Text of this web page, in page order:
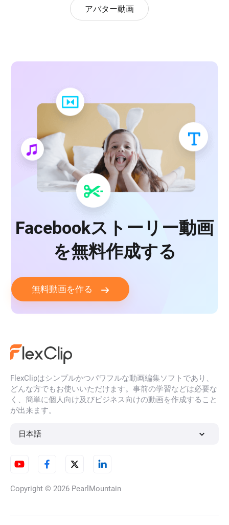
アバター動画
Facebookストーリー動画
を無料作成する
無料動画を作る
FlexClipはシンプルかつパワフルな動画編集ソフトであり、
どんな方でもお使いいただけます。事前の学習などは必要な
く、簡単に個人向け及びビジネス向けの動画を作成すること
が出来ます。
日本語
Copyright © 2026 PearlMountain